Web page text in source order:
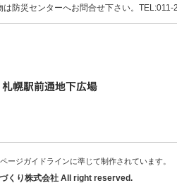
防災センターへお問合せ下さい。
ージガイドラインに準じて制作されています。
くり株式会社 All right reserved.